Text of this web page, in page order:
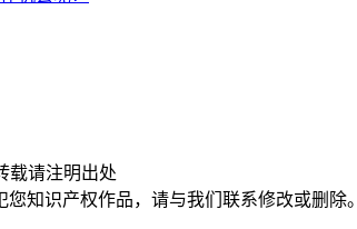
载请注明出处
知识产权作品，请与我们联系修改或删除。